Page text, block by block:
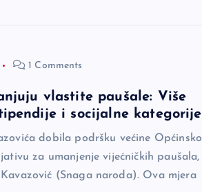
1 Comments
vlastite paušale: Više
i socijalne kategorije
dobila podršku većine Općinsko
za umanjenje vijećničkih paušala,
(Snaga naroda). Ova mjera